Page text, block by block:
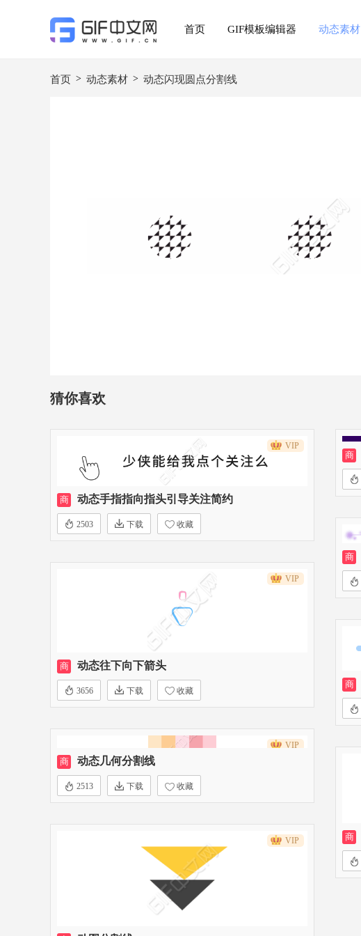
首页 GIF模板编辑器 动态素材
首页 > 动态素材 > 动态闪现圆点分割线
猜你喜欢
VIP
商 动态手指指向指头引导关注简约
2503 下载 收藏
商
商
VIP
商 动态往下向下箭头
3656 下载 收藏
商
VIP
商 动态几何分割线
2513 下载 收藏
商
VIP